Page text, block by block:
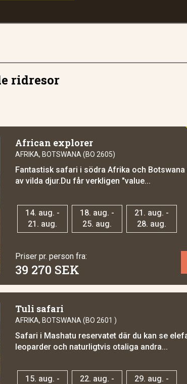
ridresor
African explorer
AFRIKA, BOTSWANA (BO 2605)
Fantastisk safari i södra Afrika och Botswana
av vilda djur.Du får verkligen "value...
14. aug. -
21. aug.
18. aug. -
25. aug.
21. aug. -
28. aug.
Priser pr. person fra:
39 270 SEK
Tuli safari
AFRIKA, BOTSWANA (BO 2601 )
Safari i Mashatu reservatet där du kan se
leoparder och naturligtvis otaliga andra...
15. aug. -
22. aug. -
29. aug. -